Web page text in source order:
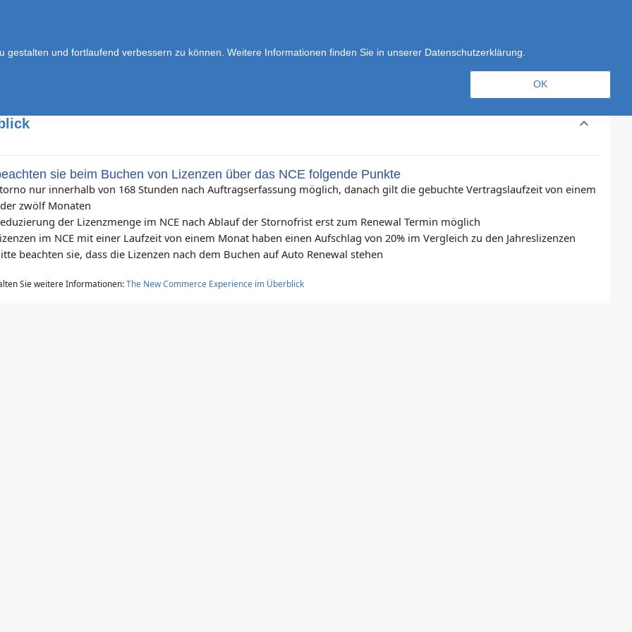
Toggle
expand_less
sie beim Buchen von Lizenzen über das NCE folgende Punkte
nur innerhalb von 168 Stunden nach Auftragserfassung möglich, danach gilt die gebuchte Vertragslaufzeit von einem
zwölf Monaten
der Lizenzmenge im NCE nach Ablauf der Stornofrist erst zum Renewal Termin möglich
im NCE mit einer Laufzeit von einem Monat haben einen Aufschlag von 20% im Vergleich zu den Jahreslizenzen
beachten sie, dass die Lizenzen nach dem Buchen auf Auto Renewal stehen
Sie weitere Informationen:The New Commerce Experience im Überblick
und fortlaufend verbessern zu können. Weitere Informationen finden Sie in unserer Datenschutzerklärung.
OK